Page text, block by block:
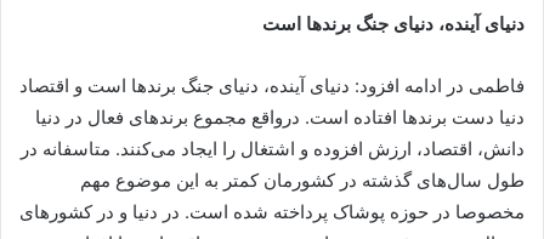
دنیای آینده‌، دنیای جنگ برندها است
فاطمی در ادامه افزود: دنیای آینده‌، دنیای جنگ برندها است و اقتصاد
دنیا دست برندها افتاده است. درواقع مجموع برندهای فعال در دنیا
دانش، اقتصاد، ارزش افزوده و اشتغال را ایجاد می‌کنند. متاسفانه در
طول سال‌های گذشته در کشورمان کمتر به این موضوع مهم
مخصوصا در حوزه پوشاک پرداخته شده است. در دنیا و در کشورهای